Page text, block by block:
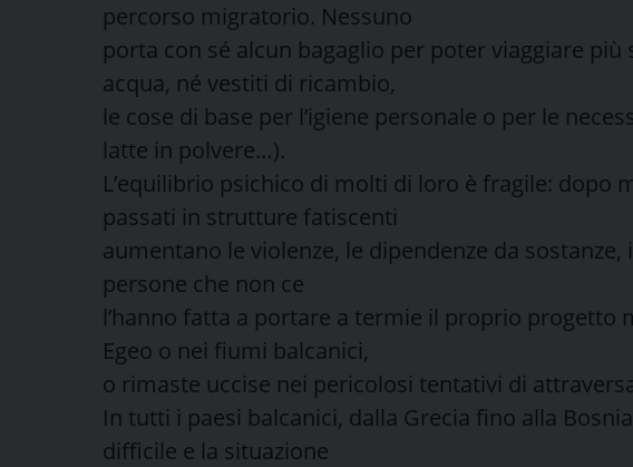
percorso migratorio. Nessuno
porta con sé alcun bagaglio per poter viaggiare
acqua, né vestiti di ricambio,
le cose di base per l’igiene personale o per le
latte in polvere…).
L’equilibrio psichico di molti di loro è fragile: dopo
passati in strutture fatiscenti
aumentano le violenze, le dipendenze da
persone che non ce
l’hanno fatta a portare a termie il proprio progetto
Egeo o nei fiumi balcanici,
o rimaste uccise nei pericolosi tentativi di
In tutti i paesi balcanici, dalla Grecia fino alla Bosnia
difficile e la situazione